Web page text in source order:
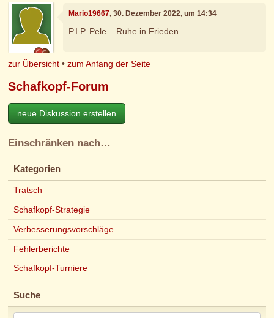
Mario19667, 30. Dezember 2022, um 14:34
P.I.P. Pele .. Ruhe in Frieden
zur Übersicht •zum Anfang der Seite
Schafkopf-Forum
neue Diskussion erstellen
Einschränken nach…
Kategorien
Tratsch
Schafkopf-Strategie
Verbesserungsvorschläge
Fehlerberichte
Schafkopf-Turniere
Suche